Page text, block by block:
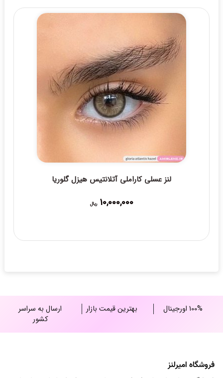
لنز عسلی کاراملی آتلانتیس هیزل گلوریا
10,000,000 ریال
100% اورجینال بهترین قیمت بازار
ارسال به سراسر
کشور
فروشگاه امیرلنز